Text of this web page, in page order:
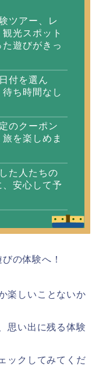
ツアー、レ
光スポット
遊びがきっ
付を選ん
ち時間なし
のクーポン
を楽しめま
た人たちの
安心して予
の体験へ！
楽しいことないか
思い出に残る体験
ックしてみてくだ